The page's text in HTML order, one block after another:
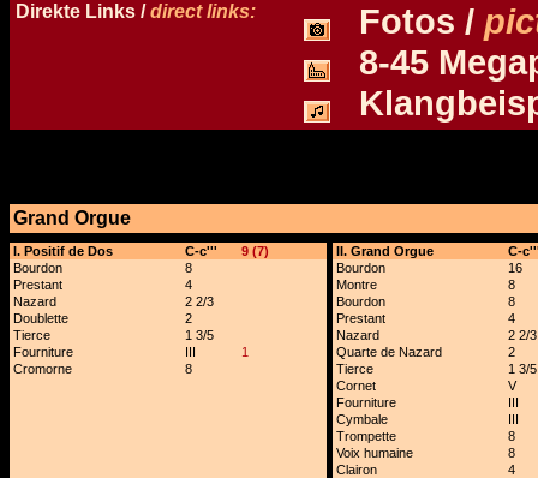
Direkte Links /direct links: Fotos /
8-45
Grand Orgue
I. Positif de Dos C-c''' 9 (7) II. Grand Orgue
C-
Bourdon
8 Bourdon
16
Prestant
4 Montre
8
Nazard
2 2/3 Bourdon
8
Doublette
2 Prestant
4
Tierce
1 3/5 Nazard
2 2/3
Fourniture
III 1 Quarte de Nazard
2
Cromorne
8 Tierce
1 3/5
Cornet
V
Fourniture
III
Cymbale
III
Trompette
8
Voix humaine
8
Clairon
4